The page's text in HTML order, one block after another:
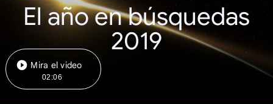
El año en búsquedas
2019
Mira el video
02:06